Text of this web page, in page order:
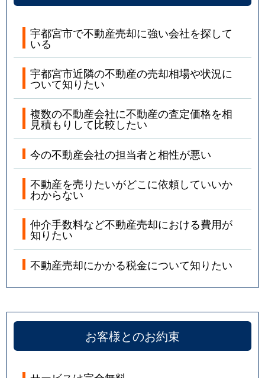
宇都宮市で不動産売却に強い会社を探して
いる
宇都宮市近隣の不動産の売却相場や状況に
ついて知りたい
複数の不動産会社に不動産の査定価格を相
見積もりして比較したい
今の不動産会社の担当者と相性が悪い
不動産を売りたいがどこに依頼していいか
わからない
仲介手数料など不動産売却における費用が
知りたい
不動産売却にかかる税金について知りたい
お客様とのお約束